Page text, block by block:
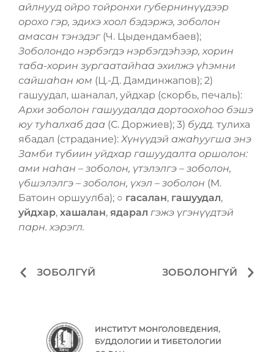
айлнууд ойро тойронхи губернинүүдээр
орохо гэр, эдихэ хоол бэдэржэ, зоболон
амасан тэнэдэг(Ч. Цыдендамбаев);
Зоболондо нэрбэгдэ нэрбэгдэһээр, хорин
таба-хорин зургаатайһаа эхилжэ үһэмни
сайшаһан юм (Ц.-Д. Дамдинжапов); 2)
гашуудал, шаналал, уйдхар (скорбь, печаль):
Архи зоболон гашуудалда дортоохоһоо бэшэ
юу туһалхаб даа (С. Доржиев); 3) будд. тулиха
ябадал (страдание): Хүнүүдэй ажаһуугша энэ
Замби түбиин уйдхар гашуудалта оршолон:
ами наһан – зоболон, үтэлэлгэ – зоболон,
үбшэлэлгэ – зоболон, үхэл – зоболон (М.
Батоин оршуулба); ○ гасалан, гашуудал,
уйдхар, хашалан, ядарал гэжэ үгэнүүдтэй
парн. хэрэгл.
ЗОБОЛГҮЙ ЗОБОЛОНГҮЙ